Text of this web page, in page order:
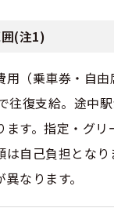
(注1)
用（乗車券・自由
往復支給。途中
ます。指定・グリ
は自己負担とな
なります。